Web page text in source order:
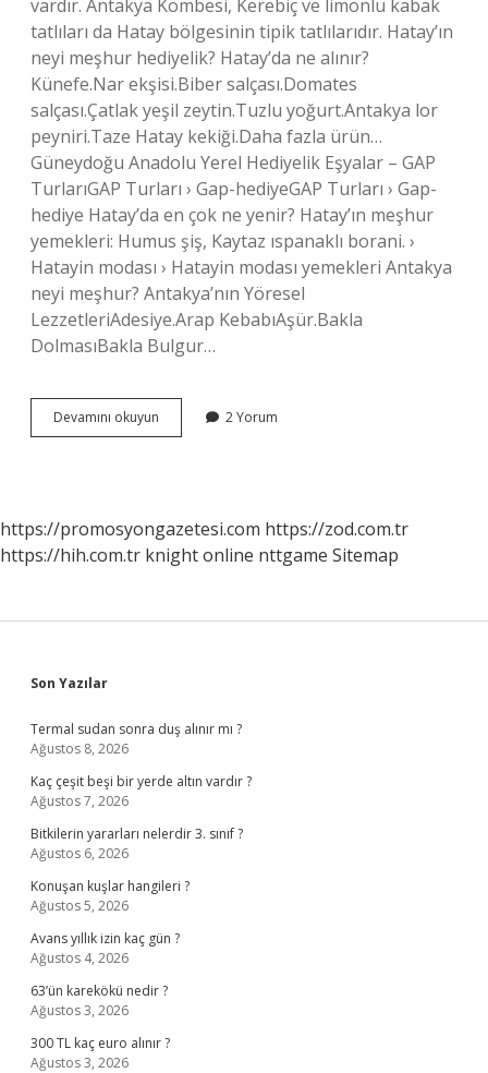
vardır. Antakya Kömbesi, Kerebiç ve limonlu kabak
tatlıları da Hatay bölgesinin tipik tatlılarıdır. Hatay’ın
neyi meşhur hediyelik? Hatay’da ne alınır?
Künefe.Nar ekşisi.Biber salçası.Domates
salçası.Çatlak yeşil zeytin.Tuzlu yoğurt.Antakya lor
peyniri.Taze Hatay kekiği.Daha fazla ürün…
Güneydoğu Anadolu Yerel Hediyelik Eşyalar – GAP
TurlarıGAP Turları › Gap-hediyeGAP Turları › Gap-
hediye Hatay’da en çok ne yenir? Hatay’ın meşhur
yemekleri: Humus şiş, Kaytaz ıspanaklı borani. ›
Hatayin modası › Hatayin modası yemekleri Antakya
neyi meşhur? Antakya’nın Yöresel
LezzetleriAdesiye.Arap KebabıAşür.Bakla
DolmasıBakla Bulgur…
Devamını okuyun
Neyi
2 Yorum
https://promosyongazetesi.com https://zod.com.tr
https://hih.com.tr knight online nttgame Sitemap
Sidebar
Son Yazılar
Termal sudan sonra duş alınır mı ?
Ağustos 8, 2026
Kaç çeşit beşi bir yerde altın vardır ?
Ağustos 7, 2026
Bitkilerin yararları nelerdir 3. sınıf ?
Ağustos 6, 2026
Konuşan kuşlar hangileri ?
Ağustos 5, 2026
Avans yıllık izin kaç gün ?
Ağustos 4, 2026
63’ün karekökü nedir ?
Ağustos 3, 2026
300 TL kaç euro alınır ?
Ağustos 3, 2026